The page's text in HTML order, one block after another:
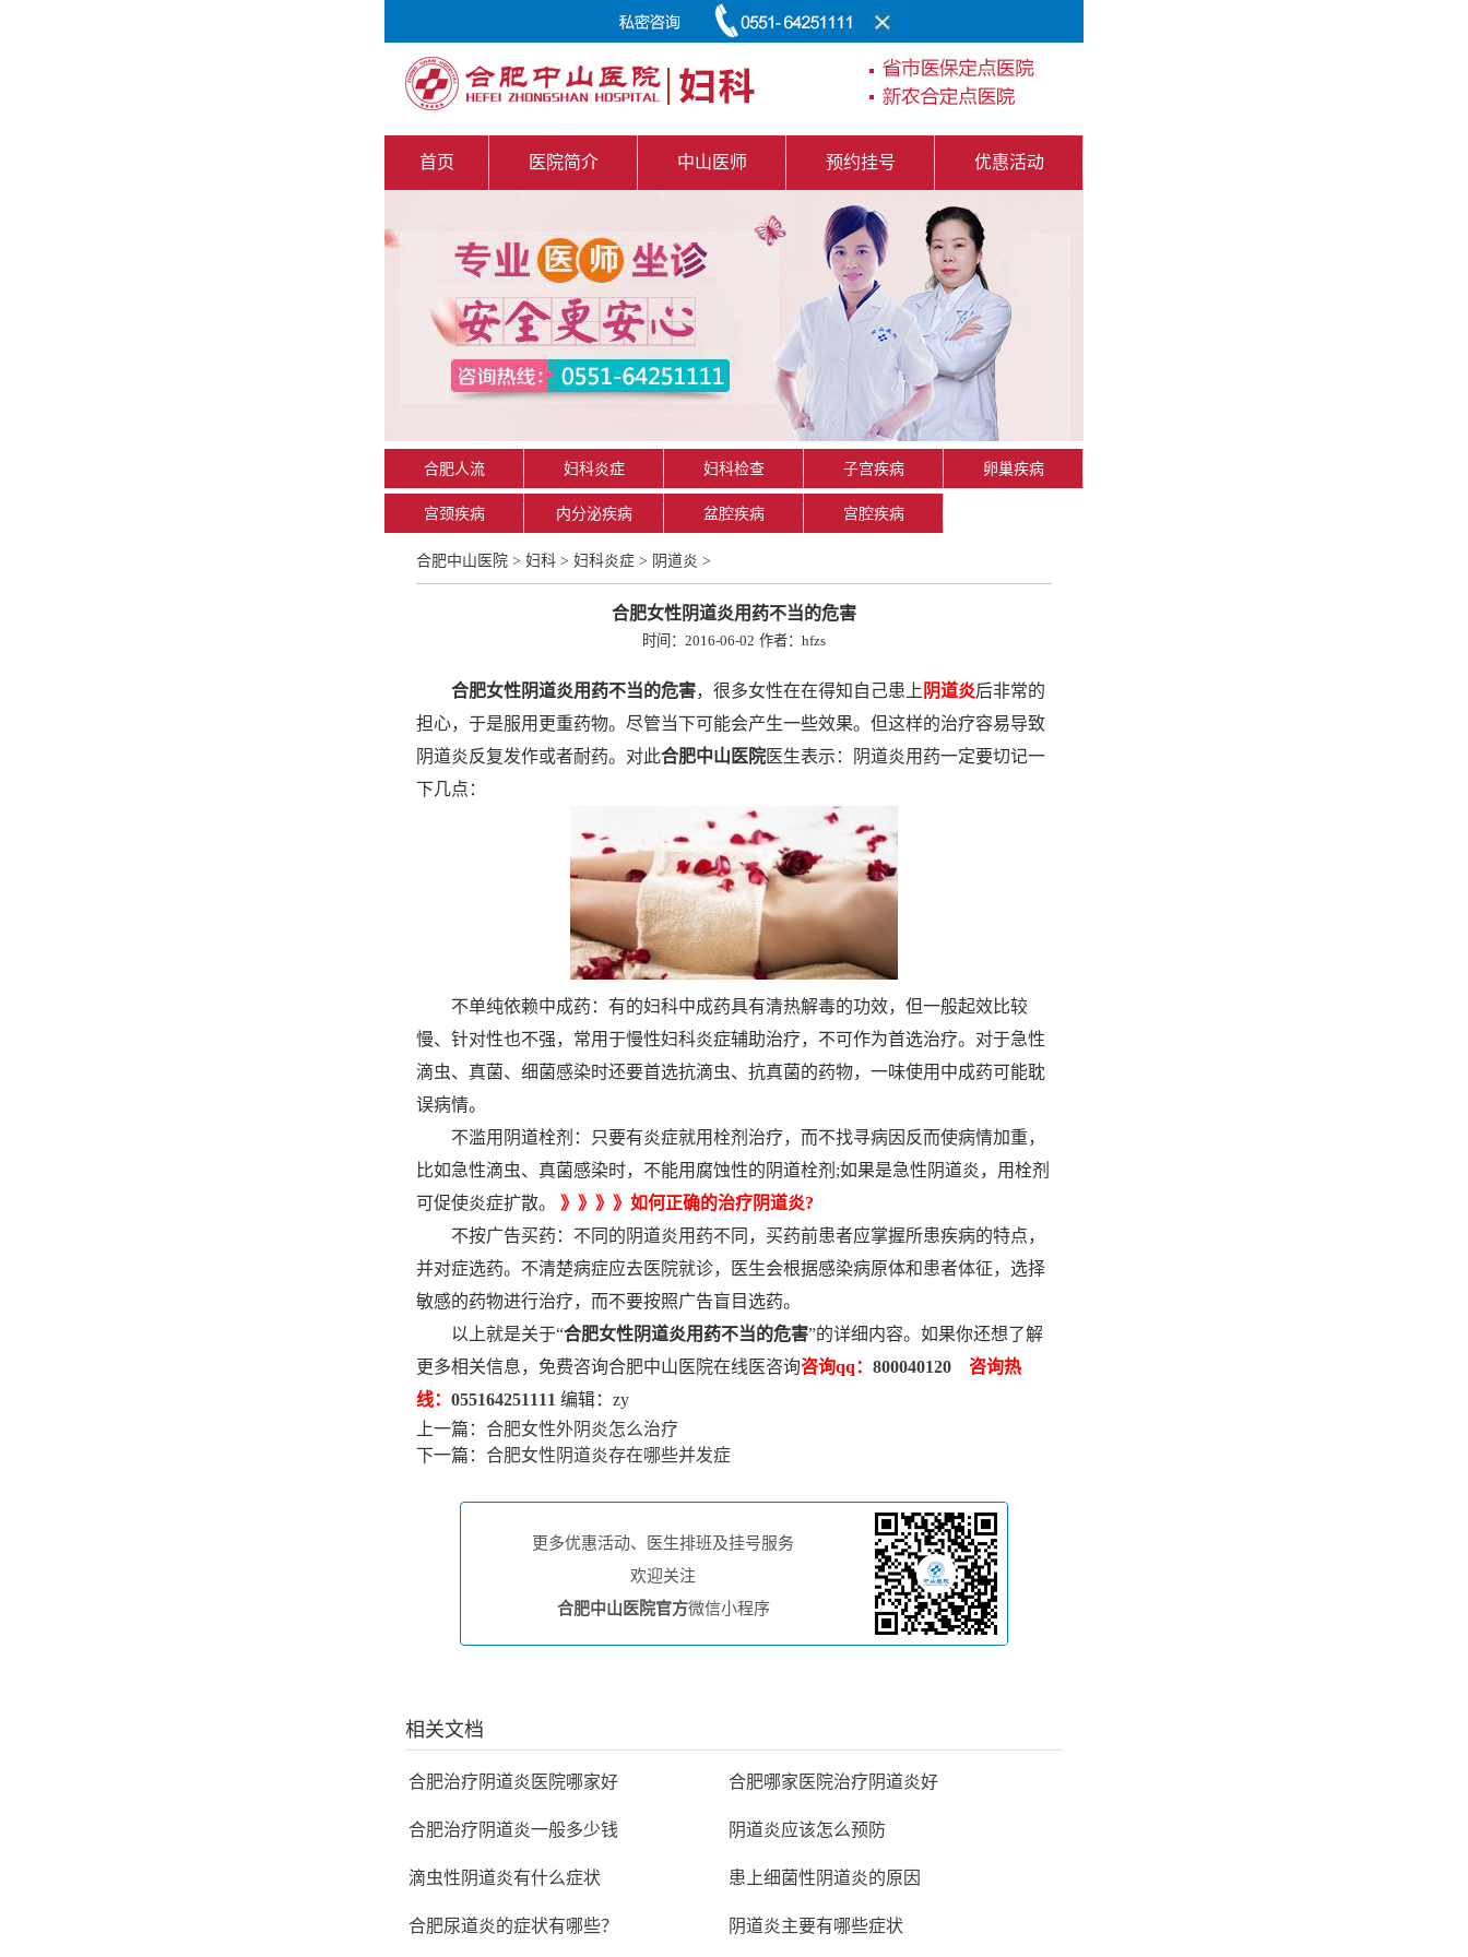
首页 医院简介 中山医师 预约挂号 优惠活动
合肥人流 妇科炎症 妇科检查 子宫疾病 卵巢疾病
宫颈疾病 内分泌疾病 盆腔疾病 宫腔疾病
合肥中山医院 >妇科 >妇科炎症 > 阴道炎 >
合肥女性阴道炎用药不当的危害
时间：2016-06-02 作者：hfzs
合肥女性阴道炎用药不当的危害，很多女性在在得知自己患上 阴道炎后非常的
担心，于是服用更重药物。尽管当下可能会产生一些效果。但这样的治疗容易导致
阴道炎反复发作或者耐药。对此合肥中山医院医生表示：阴道炎用药一定要切记一
下几点：
不单纯依赖中成药：有的妇科中成药具有清热解毒的功效，但一般起效比较
慢、针对性也不强，常用于慢性妇科炎症辅助治疗，不可作为首选治疗。对于急性
滴虫、真菌、细菌感染时还要首选抗滴虫、抗真菌的药物，一味使用中成药可能耽
误病情。
不滥用阴道栓剂：只要有炎症就用栓剂治疗，而不找寻病因反而使病情加重，
比如急性滴虫、真菌感染时，不能用腐蚀性的阴道栓剂;如果是急性阴道炎，用栓剂
可促使炎症扩散。 》》》》如何正确的治疗阴道炎?
不按广告买药：不同的阴道炎用药不同，买药前患者应掌握所患疾病的特点，
并对症选药。不清楚病症应去医院就诊，医生会根据感染病原体和患者体征，选择
敏感的药物进行治疗，而不要按照广告盲目选药。
以上就是关于“合肥女性阴道炎用药不当的危害”的详细内容。如果你还想了解
更多相关信息，免费咨询合肥中山医院在线医咨询咨询qq：800040120 咨询热
线：055164251111 编辑：zy
上一篇：合肥女性外阴炎怎么治疗
下一篇：合肥女性阴道炎存在哪些并发症
更多优惠活动、医生排班及挂号服务
欢迎关注
合肥中山医院官方微信小程序
相关文档
合肥治疗阴道炎医院哪家好 合肥哪家医院治疗阴道炎好
合肥治疗阴道炎一般多少钱 阴道炎应该怎么预防
滴虫性阴道炎有什么症状 患上细菌性阴道炎的原因
合肥尿道炎的症状有哪些？ 阴道炎主要有哪些症状